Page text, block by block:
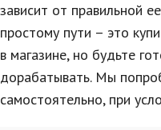
Знаменитости
Статьи
Обзоры
зависит от правильной
простому пути – это
в магазине, но будьте
дорабатывать. Мы
самостоятельно, при